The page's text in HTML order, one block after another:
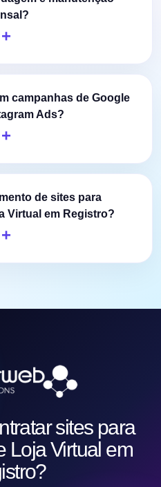
campanhas de Google
Ads?
de sites para
Virtual em Registro?
sites para
Loja Virtual em